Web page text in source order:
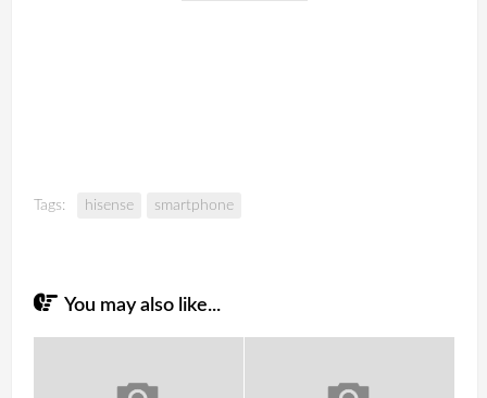
Tags: hisense smartphone
You may also like...